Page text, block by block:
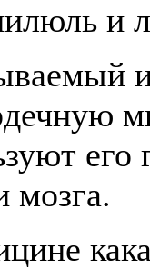
и
его
мозга.